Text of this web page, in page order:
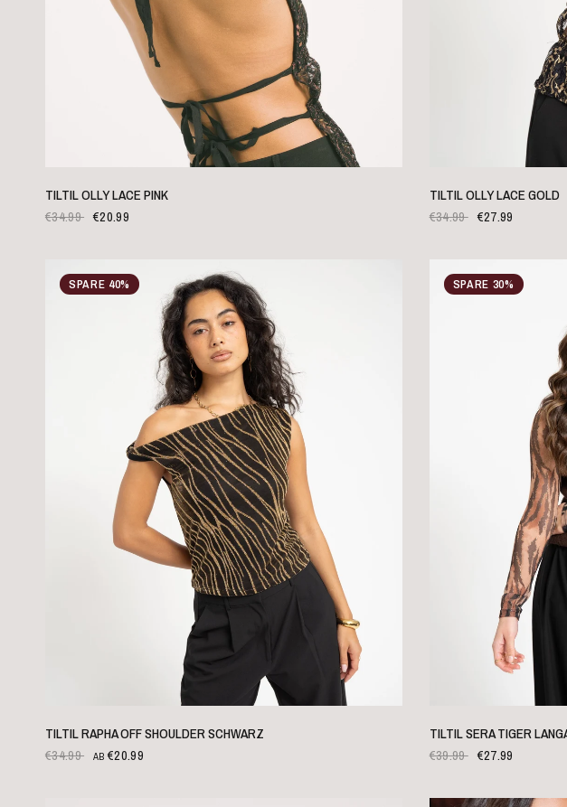
TILTIL OLLY LACE PINK
€34.99 €20.99
TILTIL OLLY LACE GOLD
€34.99 €27.99
SPARE 40%
TILTIL RAPHA OFF SHOULDER SCHWARZ
€34.99
AB €20.99
SPARE 30%
TILTIL SERA TIGER
€39.99 €27.99